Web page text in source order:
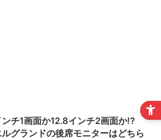
ンチ1画面か12.8インチ2画面か!?
グランドの後席モニターはどちら